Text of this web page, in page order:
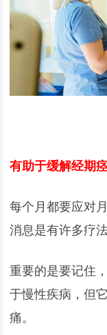
有助于缓解经期
每个月都要应对
消息是有许多疗
重要的是要记住
于慢性疾病，但
痛。